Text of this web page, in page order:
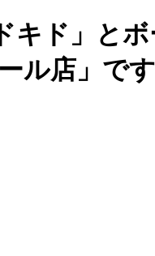
キド」と
ル店」です